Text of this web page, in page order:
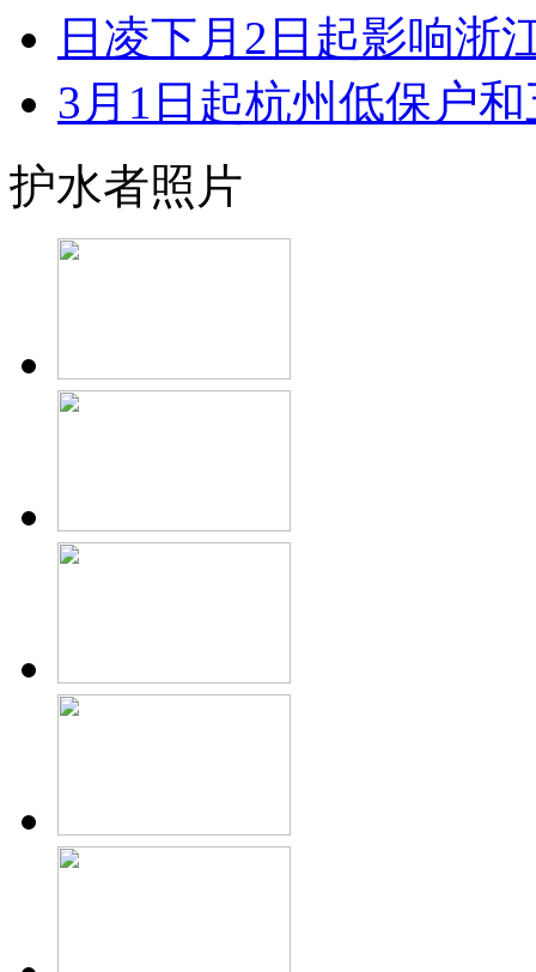
日凌下月2日起影响浙
3月1日起杭州低保户
护水者照片